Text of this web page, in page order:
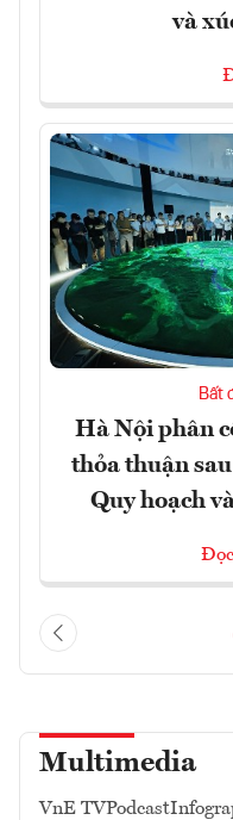
và
Bất
Hà Nội phân
thỏa thuận
Quy hoạch
Multimedia
VnE TVPodcast